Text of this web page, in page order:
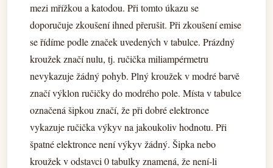
mezi mřížkou a katodou. Při tomto úkazu se
doporučuje zkoušení ihned přerušit. Při zkoušení emise
se řídíme podle značek uvedených v tabulce. Prázdný
kroužek značí nulu, tj. ručička miliampérmetru
nevykazuje žádný pohyb. Plný kroužek v modré barvě
značí výklon ručičky do modrého pole. Místa v tabulce
označená šipkou značí, že při dobré elektronce
vykazuje ručička výkyv na jakoukoliv hodnotu. Při
špatné elektronce není výkyv žádný. Šipka nebo
kroužek v odstavci 0 tabulky znamená, že není-li